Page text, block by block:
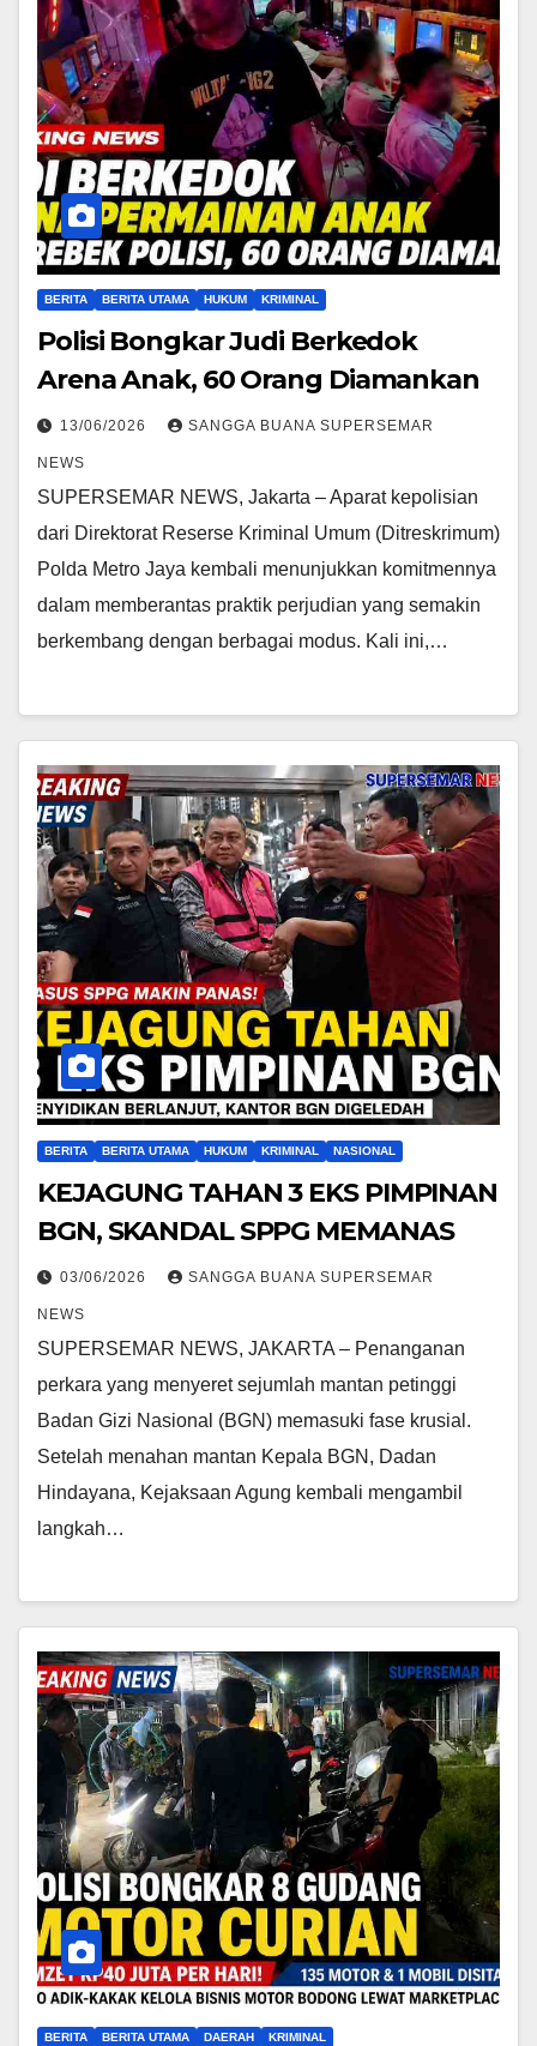
BERITA BERITA UTAMA HUKUM KRIMINAL
Polisi Bongkar Judi Berkedok
Arena Anak, 60 Orang Diamankan
13/06/2026 SANGGA BUANA SUPERSEMAR
NEWS
SUPERSEMAR NEWS, Jakarta – Aparat kepolisian
dari Direktorat Reserse Kriminal Umum (Ditreskrimum)
Polda Metro Jaya kembali menunjukkan komitmennya
dalam memberantas praktik perjudian yang semakin
berkembang dengan berbagai modus. Kali ini,…
BERITA BERITA UTAMA HUKUM KRIMINAL NASIONAL
KEJAGUNG TAHAN 3 EKS PIMPINAN
BGN, SKANDAL SPPG MEMANAS
03/06/2026 SANGGA BUANA SUPERSEMAR
NEWS
SUPERSEMAR NEWS, JAKARTA – Penanganan
perkara yang menyeret sejumlah mantan petinggi
Badan Gizi Nasional (BGN) memasuki fase krusial.
Setelah menahan mantan Kepala BGN, Dadan
Hindayana, Kejaksaan Agung kembali mengambil
langkah…
BERITA BERITA UTAMA DAERAH KRIMINAL